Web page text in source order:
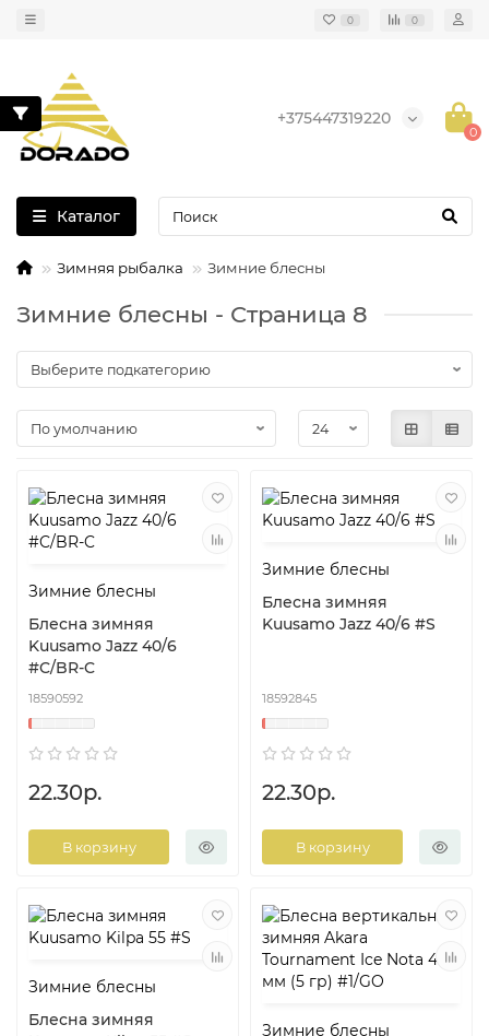
0 0
+375447319220
0
Каталог
Зимняя рыбалка Зимние блесны
Зимние блесны - Страница 8
Зимние блесны
Блесна зимняя
Kuusamo Jazz 40/6
#C/BR-C
18590592
22.30р.
В корзину
Зимние блесны
Блесна зимняя
Kuusamo Jazz 40/6 #S
18592845
22.30р.
В корзину
Зимние блесны
Блесна зимняя
Зимние блесны